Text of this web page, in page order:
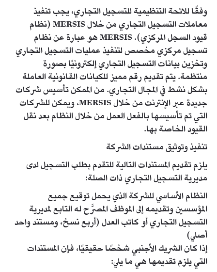
وفقًا للائحة التنظيمية للتسجيل التجاري، يجب تنفيذ
معاملات التسجيل التجاري من خلال MERSIS (نظام
قيود السجل المركزي). MERSIS هو عبارة عن نظام
تسجيل مركزي مخصص لتنفيذ عمليات التسجيل التجاري
وتخزين بيانات التسجيل التجاري إلكترونيًا بصورة
منتظمة. يتم تقديم رقم مميز للكيانات القانونية العاملة
بشكل نشط في المجال التجاري. من الممكن تأسيس شركات
جديدة عبر الإنترنت من خلال MERSIS، ويمكن للشركات
التي تم تأسيسها بالفعل العمل من خلال النظام بعد نقل
القيود الخاصة بها.​
تنفيذ وتوثيق مستندات الشركة
يلزم تقديم المستندات التالية للتقدم بطلب التسجيل لدى
مديرية التسجيل التجاري ذات الصلة:​
النظام الأساسي للشركة الذي يحمل توقيع جميع
المؤسسين وتقديمه إلى الموظف المصرَّح له التابع لمديرية
التسجيل التجاري أو كاتب العدل (أربع نسخ، ومستند واحد
أصلي)
إذا كان الشريك الأجنبي شخصًا حقيقيًا، فإن المستندات
التي يلزم تقديمها هي ما يلي: